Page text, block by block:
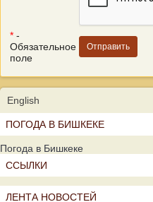
* -
Обязательное
поле
English
ПОГОДА В БИШКЕКЕ
Погода в Бишкеке
ССЫЛКИ
ЛЕНТА НОВОСТЕЙ